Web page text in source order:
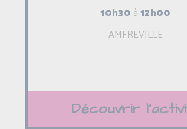
10h30 à12h00
AMFREVILLE
Découvrir